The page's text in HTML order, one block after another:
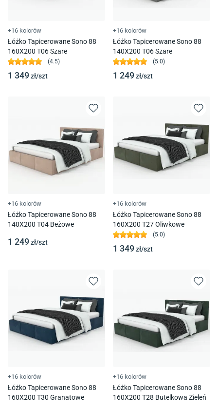
+16 kolorów
Łóżko Tapicerowane Sono 88
160X200 T06 Szare
(4.5)
1 349zł/szt
+16 kolorów
Łóżko Tapicerowane Sono 88
140X200 T06 Szare
(5.0)
1 249zł/szt
+16 kolorów
Łóżko Tapicerowane Sono 88
140X200 T04 Beżowe
1 249zł/szt
+16 kolorów
Łóżko Tapicerowane Sono 88
160X200 T27 Oliwkowe
(5.0)
1 349zł/szt
+16 kolorów
Łóżko Tapicerowane Sono 88
160X200 T30 Granatowe
+16 kolorów
Łóżko Tapicerowane Sono 88
160X200 T28 Butelkowa Zieleń